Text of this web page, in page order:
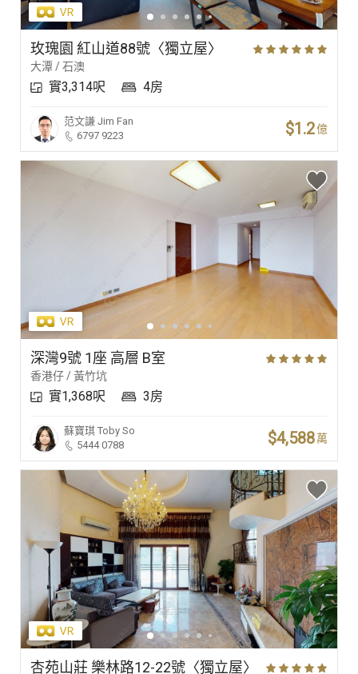
玫瑰園 紅山道88號〈獨立屋〉
大潭 / 石澳
實3,314呎 4房
范文謙 Jim Fan
6797 9223
$1.2億
深灣9號 1座 高層 B室
香港仔 / 黃竹坑
實1,368呎 3房
蘇寶琪 Toby So
5444 0788
$4,588萬
杏苑山莊 樂林路12-22號〈獨立屋〉